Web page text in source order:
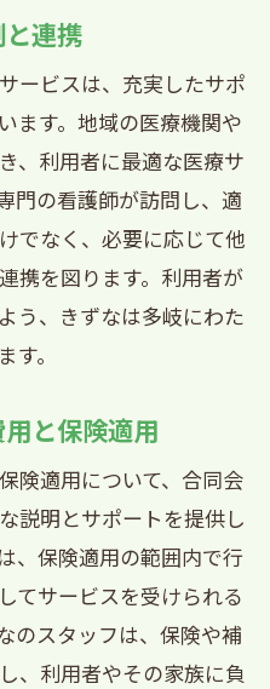
看護サービス合同会
する姿勢
加と貢献
的な改善
上活動
密な連携
護が地域に与える影
支援
上
展
け橋
会的責任
連携
ービスは、充実したサポ
ます。地域の医療機関や
、利用者に最適な医療サ
門の看護師が訪問し、適
でなく、必要に応じて他
携を図ります。利用者が
う、きずなは多岐にわた
。
と保険適用
険適用について、合同会
説明とサポートを提供し
、保険適用の範囲内で行
てサービスを受けられる
のスタッフは、保険や補
、利用者やその家族に負